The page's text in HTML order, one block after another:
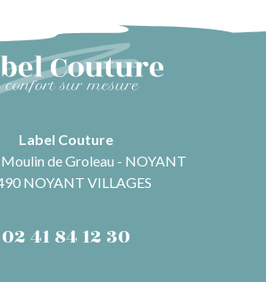
Label Couture
Moulin de Groleau - NOYANT
NOYANT VILLAGES
02 41 84 12 30